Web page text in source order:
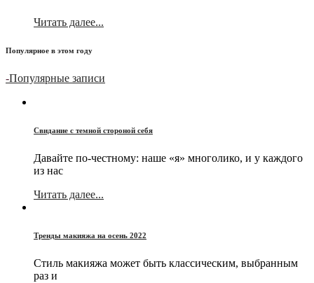
Читать далее...
Популярное в этом году
-Популярные записи
Свидание с темной стороной себя
Давайте по-честному: наше «я» многолико, и у каждого
из нас
Читать далее...
Тренды макияжа на осень 2022
Стиль макияжа может быть классическим, выбранным
раз и